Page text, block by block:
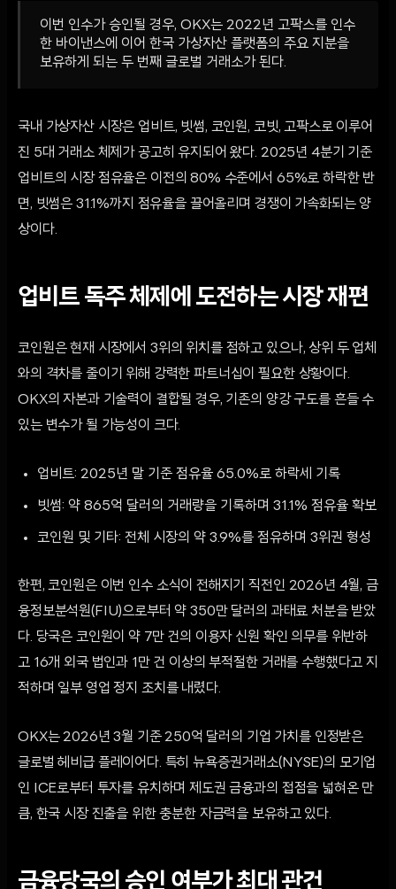
이번 인수가 승인될 경우, OKX는 2022년 고팍스를 인수
한 바이낸스에 이어 한국 가상자산 플랫폼의 주요 지분을
보유하게 되는 두 번째 글로벌 거래소가 된다.
국내 가상자산 시장은 업비트, 빗썸, 코인원, 코빗, 고팍스로 이루어
진 5대 거래소 체제가 공고히 유지되어 왔다. 2025년 4분기 기준
업비트의 시장 점유율은 이전의 80% 수준에서 65%로 하락한 반
면, 빗썸은 31.1%까지 점유율을 끌어올리며 경쟁이 가속화되는 양
상이다.
업비트 독주 체제에 도전하는 시장 재편
코인원은 현재 시장에서 3위의 위치를 점하고 있으나, 상위 두 업체
와의 격차를 줄이기 위해 강력한 파트너십이 필요한 상황이다.
OKX의 자본과 기술력이 결합될 경우, 기존의 양강 구도를 흔들 수
있는 변수가 될 가능성이 크다.
업비트: 2025년 말 기준 점유율 65.0%로 하락세 기록
빗썸: 약 865억 달러의 거래량을 기록하며 31.1% 점유율 확보
코인원 및 기타: 전체 시장의 약 3.9%를 점유하며 3위권 형성
한편, 코인원은 이번 인수 소식이 전해지기 직전인 2026년 4월, 금
융정보분석원(FIU)으로부터 약 350만 달러의 과태료 처분을 받았
다. 당국은 코인원이 약 7만 건의 이용자 신원 확인 의무를 위반하
고 16개 외국 법인과 1만 건 이상의 부적절한 거래를 수행했다고 지
적하며 일부 영업 정지 조치를 내렸다.
OKX는 2026년 3월 기준 250억 달러의 기업 가치를 인정받은
글로벌 헤비급 플레이어다. 특히 뉴욕증권거래소(NYSE)의 모기업
인 ICE로부터 투자를 유치하며 제도권 금융과의 접점을 넓혀온 만
큼, 한국 시장 진출을 위한 충분한 자금력을 보유하고 있다.
금융당국의 승인 여부가 최대 관건